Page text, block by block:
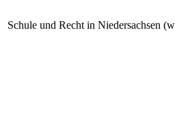
Schule und Recht in Niedersachsen